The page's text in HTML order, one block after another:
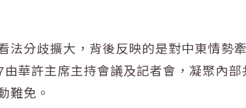
法分歧擴大，背後反映的是對中東情勢
華許主席主持會議及記者會，凝聚內
難免。